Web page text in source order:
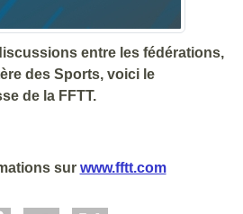
entre les fédérations,
des Sports, voici le
de la FFTT.
sur www.fftt.com